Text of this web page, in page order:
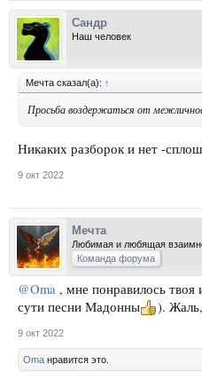
Сандр
Наш человек
Мечта сказал(а): ↑
Просьба воздержаться от
Никаких разборок и нет -
9 окт 2022
Мечта
Любимая и любящая
Команда форума
@Oma , мне понравилось твоя
сути песни Мадонны
).
9 окт 2022
Oma нравится это.